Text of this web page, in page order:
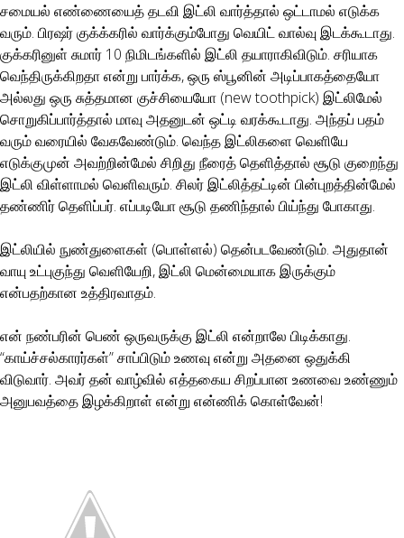
சமையல் எண்ணையைத் தடவி இட்லி வார்த்தால் ஒட்டாமல் எடுக்க
வரும். பிரஷர் குக்க்கரில் வார்க்கும்போது வெயிட் வால்வு இடக்கூடாது.
குக்கரினுள் சுமார் 10 நிமிடங்களில் இட்லி தயாராகிவிடும். சரியாக
வெந்திருக்கிறதா என்று பார்க்க, ஒரு ஸ்பூனின் அடிப்பாகத்தையோ
அல்லது ஒரு சுத்தமான குச்சியையோ (new toothpick) இட்லிமேல்
சொறுகிப்பார்த்தால் மாவு அதனுடன் ஒட்டி வரக்கூடாது. அந்தப் பதம்
வரும் வரையில் வேகவேண்டும். வெந்த இட்லிகளை வெளியே
எடுக்குமுன் அவற்றின்மேல் சிறிது நீரைத் தெளித்தால் சூடு குறைந்து
இட்லி விள்ளாமல் வெளிவரும். சிலர் இட்லித்தட்டின் பின்புறத்தின்மேல்
தண்ணிர் தெளிப்பர். எப்படியோ சூடு தணிந்தால் பிய்ந்து போகாது.
இட்லியில் நுண்துளைகள் (பொள்ளல்) தென்படவேண்டும். அதுதான்
வாயு உட்புகுந்து வெளியேறி, இட்லி மென்மையாக இருக்கும்
என்பதற்கான உத்திரவாதம்.
என் நண்பரின் பெண் ஒருவருக்கு இட்லி என்றாலே பிடிக்காது.
“காய்ச்சல்காரர்கள்” சாப்பிடும் உணவு என்று அதனை ஒதுக்கி
விடுவார். அவர் தன் வாழ்வில் எத்தகைய சிறப்பான உணவை உண்ணும்
அனுபவத்தை இழக்கிறாள் என்று என்ணிக் கொள்வேன்!